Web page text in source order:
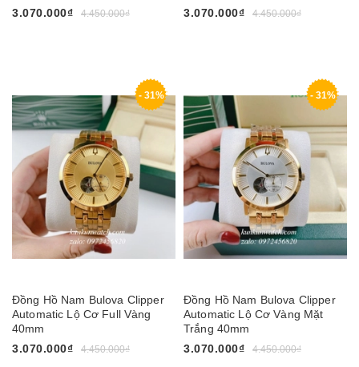
3.070.000₫
4.450.000₫
3.070.000₫
4.450.000₫
- 31%
Đồng Hồ Nam Bulova Clipper
Automatic Lộ Cơ Full Vàng
40mm
3.070.000₫
4.450.000₫
- 31%
Đồng Hồ Nam Bulova Clipper
Automatic Lộ Cơ Vàng Mặt
Trắng 40mm
3.070.000₫
4.450.000₫